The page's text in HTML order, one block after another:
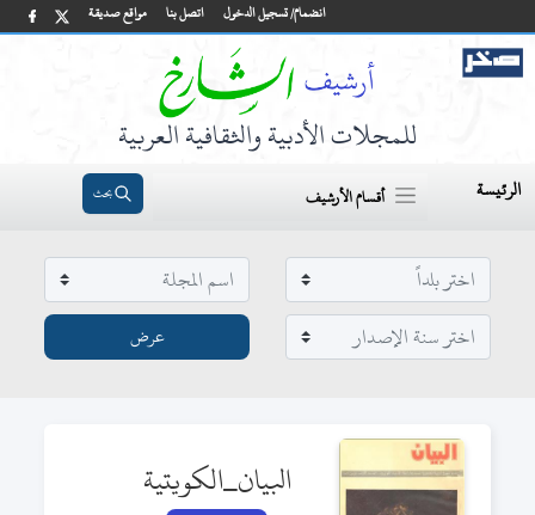
مواقع صديقة اتصل بنا انضمام/ تسجيل الدخول
للمجلات الأدبية والثقافية العربية
الرئيسة أقسام الأرشيف بحث
البيان_الكويتية